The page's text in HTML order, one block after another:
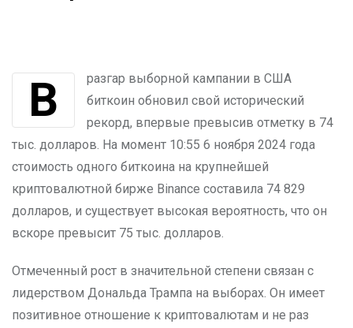
В разгар выборной кампании в США
биткоин обновил свой исторический
рекорд, впервые превысив отметку в 74
тыс. долларов. На момент 10:55 6 ноября 2024 года
стоимость одного биткоина на крупнейшей
криптовалютной бирже Binance составила 74 829
долларов, и существует высокая вероятность, что он
вскоре превысит 75 тыс. долларов.
Отмеченный рост в значительной степени связан с
лидерством Дональда Трампа на выборах. Он имеет
позитивное отношение к криптовалютам и не раз